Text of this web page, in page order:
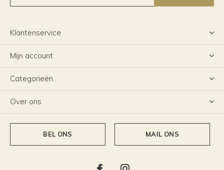
Klantenservice
Mijn account
Categorieën
Over ons
BEL ONS MAIL ONS